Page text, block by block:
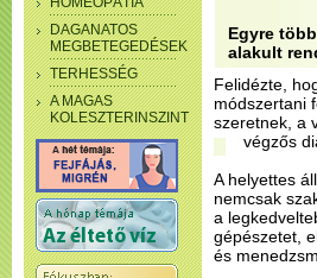
DAGANATOS
MEGBETEGEDÉSEK
TERHESSÉG
A MAGAS
KOLESZTERINSZINT
Egyre
alakult
Felidézte,
módszertani
szeretnek, a
végzős
A helyettes
nemcsak
a
gépészetet,
és